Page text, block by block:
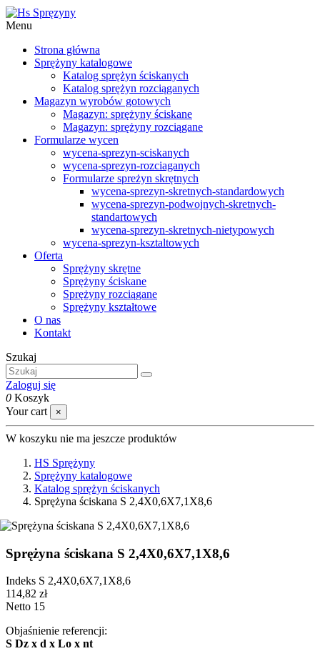
Menu
Strona główna
Sprężyny katalogowe
Katalog sprężyn ściskanych
Katalog sprężyn rozciąganych
Magazyn wyrobów gotowych
Magazyn: sprężyny ściskane
Magazyn: sprężyny rozciągane
Formularze wycen
wycena-sprezyn-sciskanych
wycena-sprezyn-rozciaganych
Formularze spreżyn skrętnych
wycena-sprezyn-skretnych-standardowych
wycena-sprezyn-podwojnych-skretnych-
standartowych
wycena-sprezyn-skretnych-nietypowych
wycena-sprezyn-ksztaltowych
Oferta
Sprężyny skrętne
Sprężyny ściskane
Sprężyny rozciągane
Sprężyny kształtowe
O nas
Kontakt
Szukaj
Zaloguj się
0 Koszyk
Your cart
×
W koszyku nie ma jeszcze produktów
HS Sprężyny
Sprężyny katalogowe
Katalog sprężyn ściskanych
Sprężyna ściskana S 2,4X0,6X7,1X8,6
Sprężyna ściskana S 2,4X0,6X7,1X8,6
Indeks S 2,4X0,6X7,1X8,6
114,82 zł
Netto 15
Objaśnienie referencji:
S Dz x d x Lo x nt